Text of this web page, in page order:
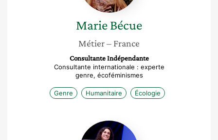
MarieBécue
Métier– France
Consultante Indépendante
Consultante internationale : experte
genre, écoféminismes
Genre Humanitaire Écologie
Ynaée
Benaben